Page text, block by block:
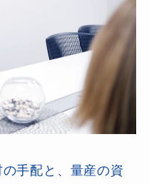
手配と、量産の資